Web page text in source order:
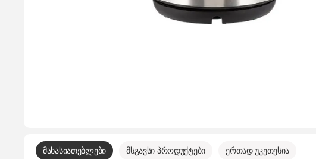
მახასიათებლები მსგავსი პროდუქტები ერთად უკეთესია